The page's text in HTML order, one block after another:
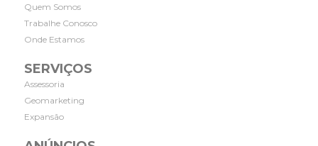
Quem Somos
Trabalhe Conosco
Onde Estamos
SERVIÇOS
Assessoria
Geomarketing
Expansão